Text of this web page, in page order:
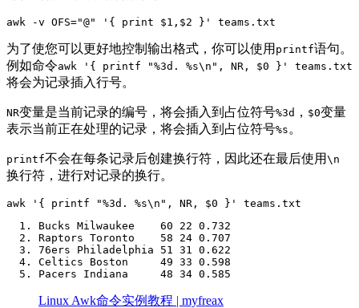
awk -v OFS="@" '{ print $1,$2 }' teams.txt
为了使您可以更好地控制输出格式，你可以使用 printf语句。
例如命令awk '{ printf "%3d. %s\n", NR, $0 }' teams.txt
将会为记录插入行号。
NR变量是当前记录的编号，将会插入到占位符号%3d ， $0变量
表示当前正在处理的记录，将会插入到占位符号%s 。
printf不会在每条记录后创建换行符，因此还在最后使用 \n
换行符，进行对记录的换行。
awk '{ printf "%3d. %s\n", NR, $0 }' teams.txt
  1. Bucks Milwaukee    60 22 0.732
  2. Raptors Toronto    58 24 0.707
  3. 76ers Philadelphia 51 31 0.622
  4. Celtics Boston     49 33 0.598
Linux Awk命令实例教程 | myfreax